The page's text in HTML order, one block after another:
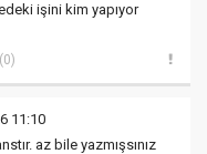
işini kim yapıyor
(0)
11:10
az bile yazmışsınız